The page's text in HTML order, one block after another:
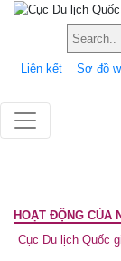
Liên kết Sơ đồ
HOẠT ĐỘNG CỦA
Cục Du lịch Quốc